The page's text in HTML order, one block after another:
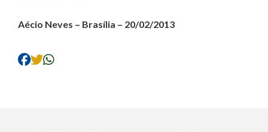
Aécio Neves – Brasília – 20/02/2013